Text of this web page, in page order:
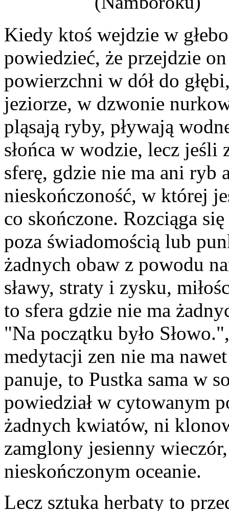
Kiedy ktoś wejdzie w
powiedzieć, że przejdzie
powierzchni w dół do
jeziorze, w dzwonie
pląsają ryby, pływają
słońca w wodzie, lecz jeśli
sferę, gdzie nie ma ani ryb
nieskończoność, w której
co skończone. Rozciąga
poza świadomością lub
żadnych obaw z powodu
sławy, straty i zysku,
to sfera gdzie nie ma
"Na początku było
medytacji zen nie ma
panuje, to Pustka sama w
powiedział w cytowanym
żadnych kwiatów, ni
zamglony jesienny
nieskończonym oceanie.
Lecz sztuka herbaty to